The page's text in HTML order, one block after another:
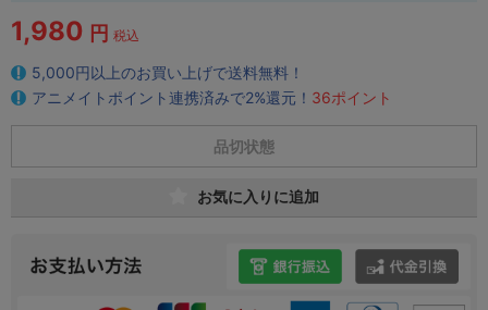
1,980 円 税込
5,000円以上のお買い上げで送料無料！
アニメイトポイント連携済みで2%還元！ 36ポイント
品切状態
お気に入りに追加